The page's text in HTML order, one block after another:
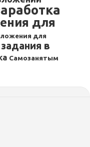
для
для
в
Самозанятым